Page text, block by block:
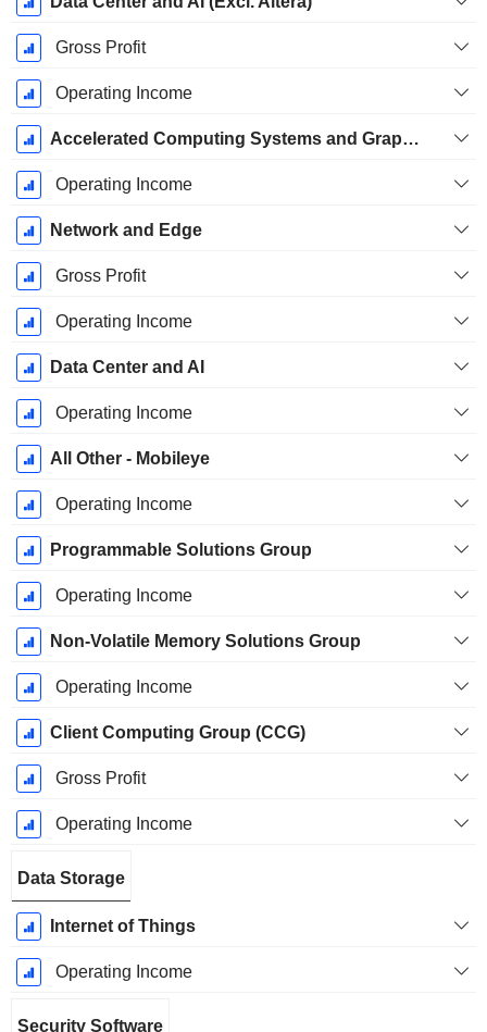
Gross Profit
Operating Income
Accelerated Computing Systems and Graphics
Operating Income
Network and Edge
Gross Profit
Operating Income
Data Center and AI
Operating Income
All Other - Mobileye
Operating Income
Programmable Solutions Group
Operating Income
Non-Volatile Memory Solutions Group
Operating Income
Client Computing Group (CCG)
Gross Profit
Operating Income
Data Storage
Internet of Things
Operating Income
Security Software